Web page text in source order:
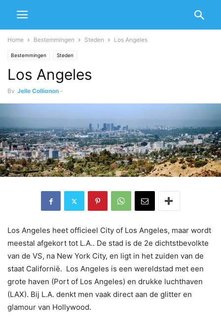
Home Bestemmingen Steden Los Angeles
Bestemmingen Steden
Los Angeles
By Jelle Collignon -
Los Angeles heet officieel City of Los Angeles, maar wordt
meestal afgekort tot L.A.. De stad is de 2e dichtstbevolkte
van de VS, na New York City, en ligt in het zuiden van de
staat Californië. Los Angeles is een wereldstad met een
grote haven (Port of Los Angeles) en drukke luchthaven
(LAX). Bij L.A. denkt men vaak direct aan de glitter en
glamour van Hollywood.